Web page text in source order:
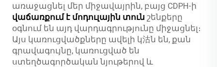
առաջացնել մեր միջավայրին, բայց CDPH-ի
վաճառքում է մոդուլային տուն շենքերը
օգնում են այդ վարդագրությունը միջացնել։
Այս կառուցվածքները ավելի կ沽ն են, քան
գրավագույնը, կառուցված են
ստեղծագործական նյութերով և